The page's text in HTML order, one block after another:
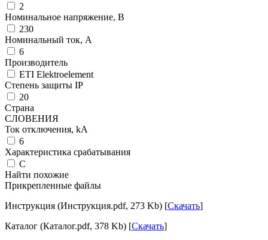
2
Номинальное напряжение, В
230
Номинальный ток, А
6
Производитель
ETI Elektroelement
Степень защиты IP
20
Страна
СЛОВЕНИЯ
Ток отключения, kА
6
Характеристика срабатывания
C
Найти похожие
Прикрепленные файлы
Инструкция (Инструкция.pdf, 273 Kb) [Скачать]
Каталог (Каталог.pdf, 378 Kb) [Скачать]